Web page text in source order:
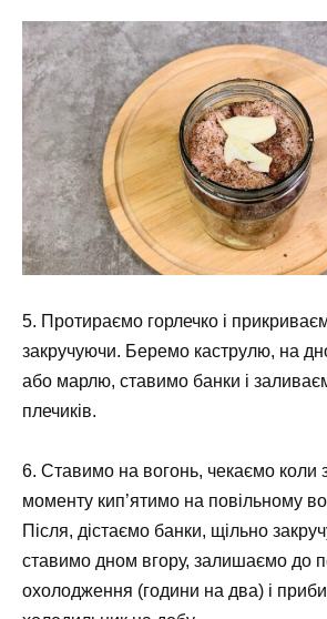
5. Протираємо горлечко і
закручуючи. Беремо каструлю, на
або марлю, ставимо банки і
плечиків.
6. Ставимо на вогонь, чекаємо коли
моменту кип’ятимо на повільному
Після, дістаємо банки, щільно
ставимо дном вгору, залишаємо до
охолодження (години на два) і